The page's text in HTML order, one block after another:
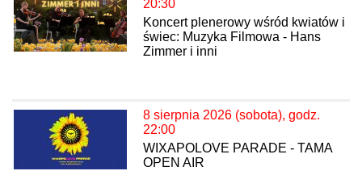
20:30
Koncert plenerowy wśród kwiatów i
świec: Muzyka Filmowa - Hans
Zimmer i inni
8 sierpnia 2026 (sobota), godz.
22:00
WIXAPOLOVE PARADE - TAMA
OPEN AIR